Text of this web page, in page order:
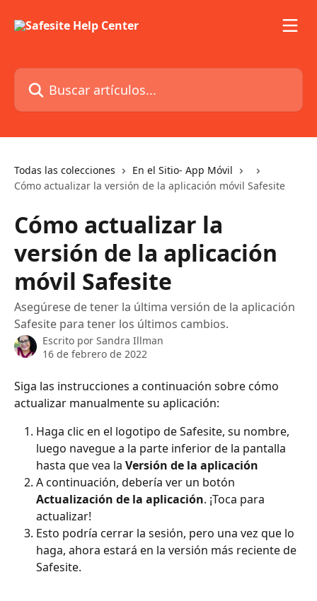
Buscar artículos...
Todas las colecciones
En el Sitio- App Móvil
Cómo actualizar la versión de la aplicación móvil Safesite
Cómo actualizar la
versión de la aplicación
móvil Safesite
Asegúrese de tener la última versión de la aplicación
Safesite para tener los últimos cambios.
Escrito por Sandra Illman
16 de febrero de 2022
Siga las instrucciones a continuación sobre cómo
actualizar manualmente su aplicación:
Haga clic en el logotipo de Safesite, su nombre,
luego navegue a la parte inferior de la pantalla
hasta que vea la Versión de la aplicación
A continuación, debería ver un botón
Actualización de la aplicación. ¡Toca para
actualizar!
Esto podría cerrar la sesión, pero una vez que lo
haga, ahora estará en la versión más reciente de
Safesite.